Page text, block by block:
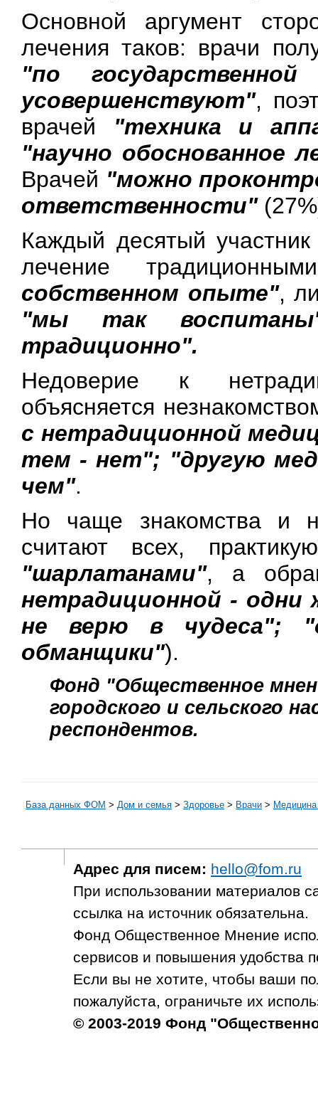
Основной аргумент
лечения таков: врачи
"по государственной
усовершенствуют",
врачей "техника и
"научно обоснованное
Врачей "можно
ответственности"
Каждый десятый
лечение
собственном опыте",
"мы так
традиционно".
Недоверие к
объясняется
с нетрадиционной
тем - нет"; "другую
чем".
Но чаще знакомства и
считают всех,
"шарлатанами", а
нетрадиционной - одни
не верю в чудеса";
обманщики").
Фонд "Общественное
городского и сельского
респондентов.
База данных ФОМ > Дом и семья > Здоровье > Врачи > Медицина
Адрес для писем: hello@fom.ru
При использовании материалов
ссылка на источник обязательна.
Фонд Общественное Мнение
сервисов и повышения удобства
Если вы не хотите, чтобы ваши
пожалуйста, ограничьте их
© 2003-2019 Фонд